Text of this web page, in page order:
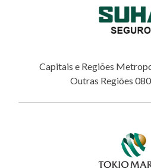
Capitais e Regiões
Outras Regiões